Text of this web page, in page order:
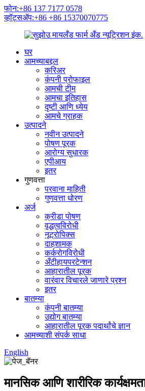
फोन:+86 137 7177 0578
व्हॉट्सॲप:+86 +86 15370070775
घर
आमच्याबद्दल
करिअर
कंपनी प्रोफाइल
आमची टीम
आमचा इतिहास
दृष्टी आणि ध्येय
आमचे ग्राहक
उत्पादने
नवीन उत्पादने
पोषण पूरक
आरोग्य सुधारक
एपीआय
इतर
गुणवत्ता
परवाना माहिती
गुणवत्ता धोरण
अर्ज
क्रीडा पोषण
वृद्धत्वविरोधी
नूट्रोपिक्स
दाहशामक
कर्करोगविरोधी
अँटीहायपरटेन्शन
आहारातील पूरक
वारंवार विचारले जाणारे प्रश्न
इतर
बातम्या
कंपनी बातम्या
उद्योग बातम्या
आहारातील पूरक पदार्थांचे ज्ञान
आमच्याशी संपर्क साधा
English
मानसिक आणि शारीरिक